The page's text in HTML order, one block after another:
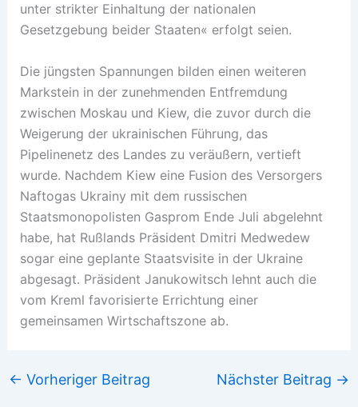
unter strikter Einhaltung der nationalen
Gesetzgebung beider Staaten« erfolgt seien.
Die jüngsten Spannungen bilden einen weiteren
Markstein in der zunehmenden Entfremdung
zwischen Moskau und Kiew, die zuvor durch die
Weigerung der ukrainischen Führung, das
Pipelinenetz des Landes zu veräußern, vertieft
wurde. Nachdem Kiew eine Fusion des Versorgers
Naftogas Ukrainy mit dem russischen
Staatsmonopolisten Gasprom Ende Juli abgelehnt
habe, hat Rußlands Präsident Dmitri Medwedew
sogar eine geplante Staatsvisite in der Ukraine
abgesagt. Präsident Janukowitsch lehnt auch die
vom Kreml favorisierte Errichtung einer
gemeinsamen Wirtschaftszone ab.
← Vorheriger Beitrag Nächster Beitrag →